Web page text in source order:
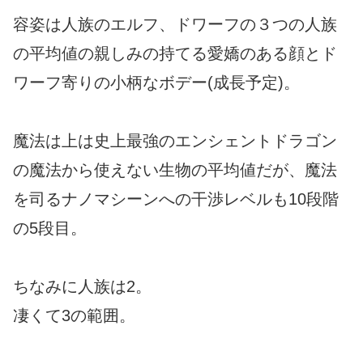
容姿は人族のエルフ、ドワーフの３つの人族
の平均値の親しみの持てる愛嬌のある顔とド
ワーフ寄りの小柄なボデー(成長予定)。
魔法は上は史上最強のエンシェントドラゴン
の魔法から使えない生物の平均値だが、魔法
を司るナノマシーンへの干渉レベルも10段階
の5段目。
ちなみに人族は2。
凄くて3の範囲。